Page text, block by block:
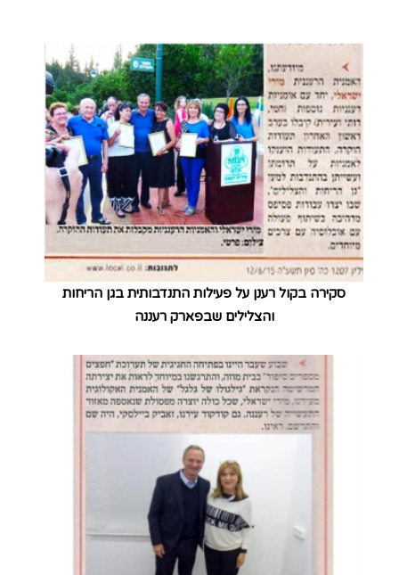
סקירה בקול רענן על פעילות התנדבותית בגן הריחות
והצלילים שבפארק רעננה